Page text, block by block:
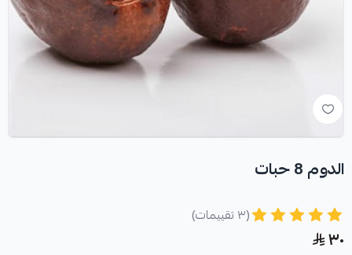
الدوم 8 حبات
(٣ تقييمات)
٣٠